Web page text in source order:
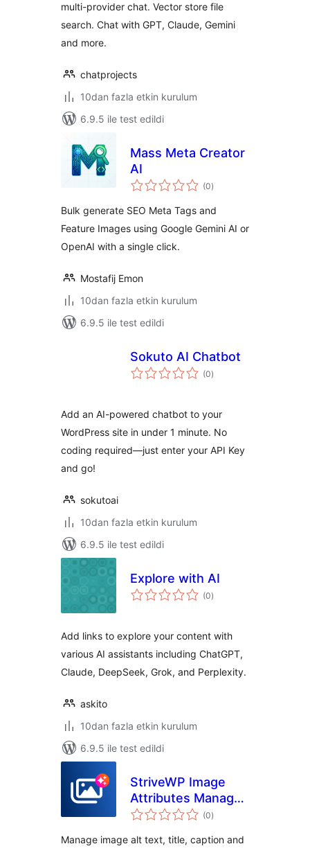
multi-provider chat. Vector store file
search. Chat with GPT, Claude, Gemini
and more.
chatprojects
10dan fazla etkin kurulum
6.9.5 ile test edildi
Mass Meta Creator
AI
(0toplam
puan
)
Bulk generate SEO Meta Tags and
Feature Images using Google Gemini AI or
OpenAI with a single click.
Mostafij Emon
10dan fazla etkin kurulum
6.9.5 ile test edildi
Sokuto AI Chatbot
(0toplam
puan
)
Add an AI-powered chatbot to your
WordPress site in under 1 minute. No
coding required—just enter your API Key
and go!
sokutoai
10dan fazla etkin kurulum
6.9.5 ile test edildi
Explore with AI
(0toplam
puan
)
Add links to explore your content with
various AI assistants including ChatGPT,
Claude, DeepSeek, Grok, and Perplexity.
askito
10dan fazla etkin kurulum
6.9.5 ile test edildi
StriveWP Image
Attributes Manager
(Attribufy)
(0toplam
puan
)
Manage image alt text, title, caption and